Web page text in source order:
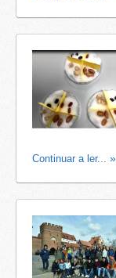
Continuar a ler...